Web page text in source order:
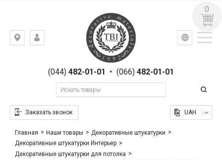
Киев,
Гоголевская,(044)482-01-01 • (066) 482-01-01
Заказать звонок
УКР РУС
UAH
0
Главная Наши товары
Декоративные штукатурки
Декоративные штукатурки Интерьер
Декоративные штукатурки для потолка